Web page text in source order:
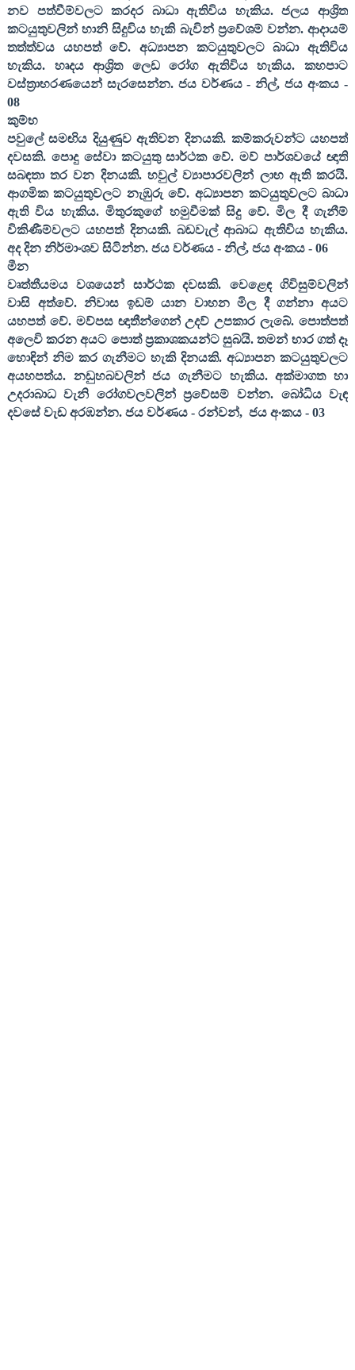
නව පත්වීම්වලට කරදර බාධා ඇතිවිය හැකිය. ජලය ආශ්‍රිත
කටයුතුවලින් හානි සිදුවිය හැකි බැවින් ප්‍රවේශම් වන්න. ආදායම්
තත්ත්වය යහපත් වේ. අධ්‍යාපන කටයුතුවලට බාධා ඇතිවිය
හැකිය. හෘදය ආශ්‍රිත ලෙඩ රෝග ඇතිවිය හැකිය. කහපාට
වස්ත්‍රාභරණයෙන් සැරසෙන්න. ජය වර්ණය - නිල්,ජය අංකය -
08
කුම්භ
පවුලේ සමඟිය දියුණුව ඇතිවන දිනයකි. කම්කරුවන්ට යහපත්
දවසකි. පොදු සේවා කටයුතු සාර්ථක වේ. මව් පාර්ශවයේ ඥාති
සබඳතා තර වන දිනයකි. හවුල් ව්‍යාපාරවලින් ලාභ ඇති කරයි.
ආගමික කටයුතුවලට නැඹුරු වේ. අධ්‍යාපන කටයුතුවලට බාධා
ඇති විය හැකිය. මිතුරකුගේ හමුවීමක් සිදු වේ. මිල දී ගැනීම්
විකිණීම්වලට යහපත් දිනයකි. බඩවැල් ආබාධ ඇතිවිය හැකිය.
අද දින නිර්මාංශව සිටින්න. ජය වර්ණය - නිල්, ජය අංකය - 06
මීන
වෘත්තීයමය වශයෙන් සාර්ථක දවසකි. වෙළෙඳ ගිවිසුම්වලින්
වාසි අත්වේ. නිවාස ඉඩම් යාන වාහන මිල දී ගන්නා අයට
යහපත් වේ. මව්පස ඥාතීන්ගෙන් උදව් උපකාර ලැබේ. පොත්පත්
අලෙවි කරන අයට පොත් ප්‍රකාශකයන්ට සුබයි. තමන් භාර ගත් දෑ
හොඳින් නිම කර ගැනීමට හැකි දිනයකි. අධ්‍යාපන කටයුතුවලට
අයහපත්ය. නඩුහබවලින් ජය ගැනීමට හැකිය. අක්මාගත හා
උදරාබාධ වැනි රෝගවලවලින් ප්‍රවේසම් වන්න. බෝධිය වැඳ
දවසේ වැඩ අරඹන්න.ජය වර්ණය-රන්වන්, ජය අංකය - 03